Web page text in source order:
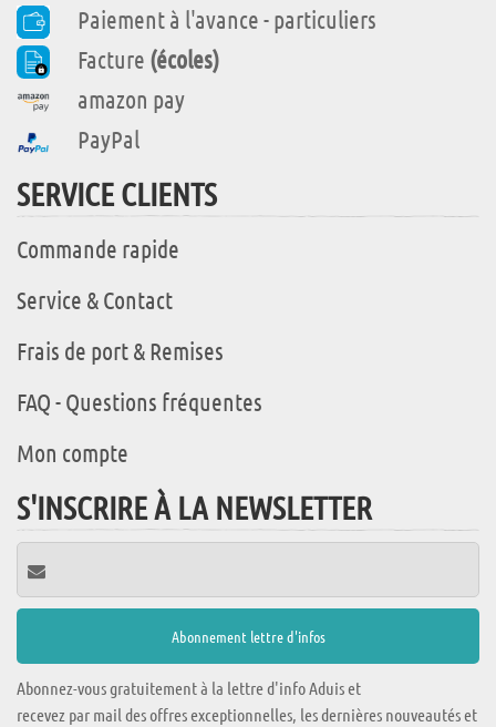
Paiement à l'avance - particuliers
Facture (écoles)
amazon pay
PayPal
SERVICE CLIENTS
Commande rapide
Service & Contact
Frais de port & Remises
FAQ - Questions fréquentes
Mon compte
S'INSCRIRE À LA NEWSLETTER
Abonnez-vous gratuitement à la lettre d'info Aduis et
recevez par mail des offres exceptionnelles, les dernières nouveautés et